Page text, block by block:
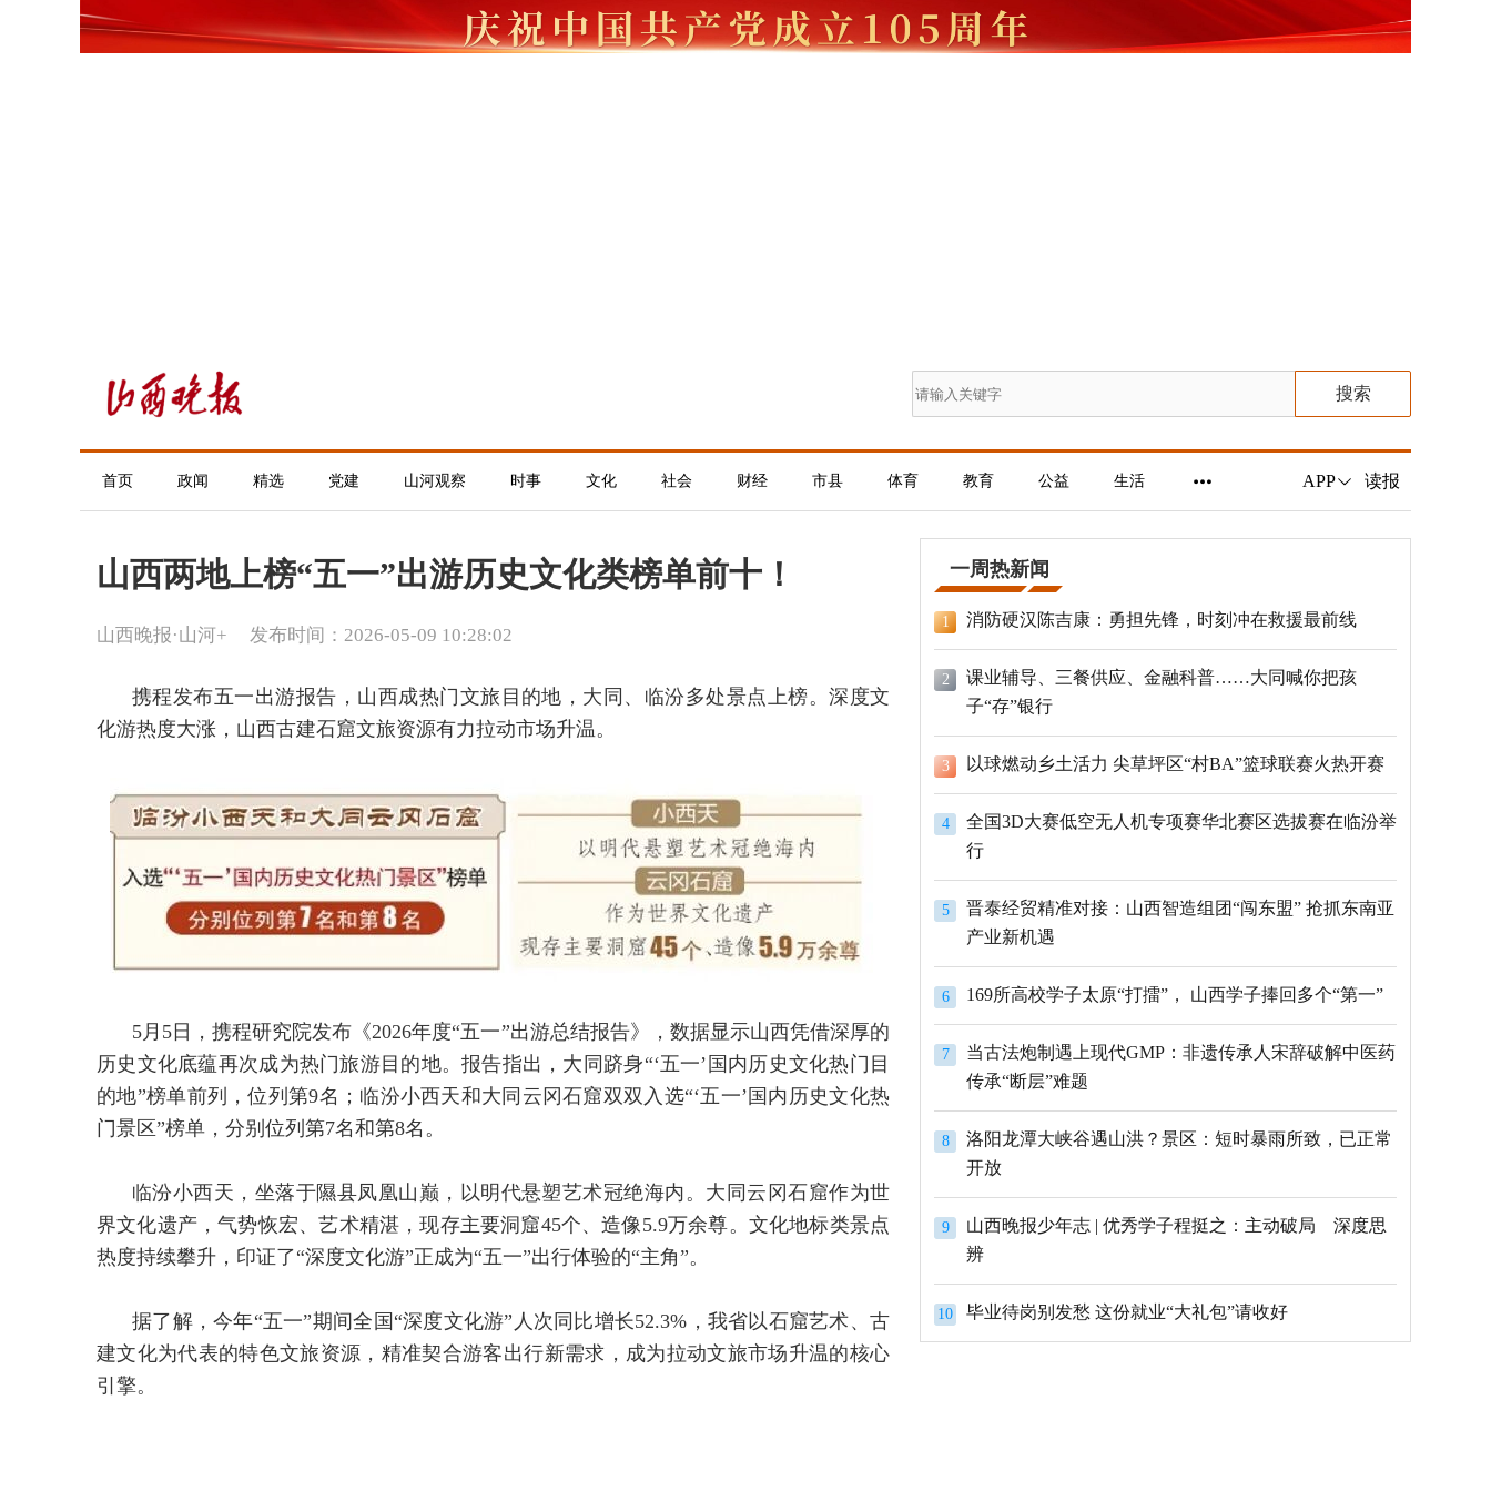
搜索
首页 政闻 精选 党建 山河观察 时事 文化 社会 财经 市县 体育 教育 公益 生活 APP 读报
山西两地上榜“五一”出游历史文化类榜单前十！
山西晚报·山河+ 发布时间：2026-05-09 10:28:02
携程发布五一出游报告，山西成热门文旅目的地，大同、临汾多处景点上榜。深度文
化游热度大涨，山西古建石窟文旅资源有力拉动市场升温。
5月5日，携程研究院发布《2026年度“五一”出游总结报告》，数据显示山西凭借深厚的
历史文化底蕴再次成为热门旅游目的地。报告指出，大同跻身“‘五一’国内历史文化热门目
的地”榜单前列，位列第9名；临汾小西天和大同云冈石窟双双入选“‘五一’国内历史文化热
门景区”榜单，分别位列第7名和第8名。
临汾小西天，坐落于隰县凤凰山巅，以明代悬塑艺术冠绝海内。大同云冈石窟作为世
界文化遗产，气势恢宏、艺术精湛，现存主要洞窟45个、造像5.9万余尊。文化地标类景点
热度持续攀升，印证了“深度文化游”正成为“五一”出行体验的“主角”。
据了解，今年“五一”期间全国“深度文化游”人次同比增长52.3%，我省以石窟艺术、古
建文化为代表的特色文旅资源，精准契合游客出行新需求，成为拉动文旅市场升温的核心
引擎。
一周热新闻
1 消防硬汉陈吉康：勇担先锋，时刻冲在救援最前线
2
课业辅导、三餐供应、金融科普……大同喊你把孩
子“存”银行
3 以球燃动乡土活力 尖草坪区“村BA”篮球联赛火热开赛
4
全国3D大赛低空无人机专项赛华北赛区选拔赛在临汾举
行
5
晋泰经贸精准对接：山西智造组团“闯东盟” 抢抓东南亚
产业新机遇
6 169所高校学子太原“打擂”， 山西学子捧回多个“第一”
7
当古法炮制遇上现代GMP：非遗传承人宋辞破解中医药
传承“断层”难题
8
洛阳龙潭大峡谷遇山洪？景区：短时暴雨所致，已正常
开放
9
山西晚报少年志 | 优秀学子程挺之：主动破局 深度思
辨
10 毕业待岗别发愁 这份就业“大礼包”请收好